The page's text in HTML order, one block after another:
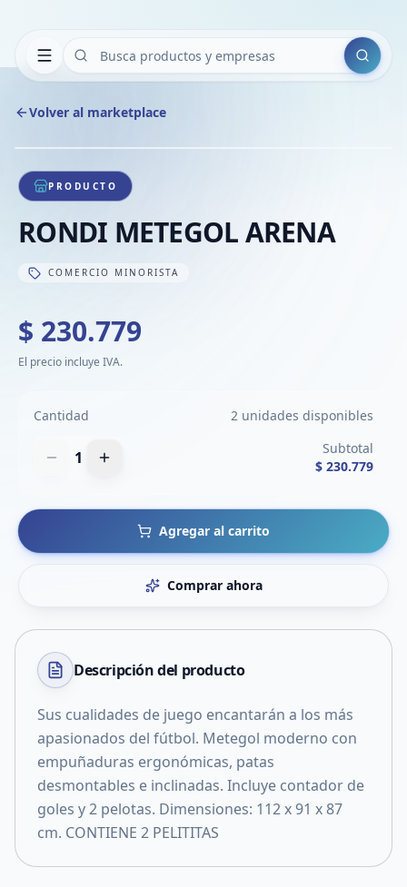
Buscar
Volver al marketplace
1/1
PRODUCTO
RONDI METEGOL ARENA
COMERCIO MINORISTA
$ 230.779
El precio incluye IVA.
Cantidad 2 unidades disponibles
1
Subtotal
$ 230.779
Agregar al carrito
Comprar ahora
Descripción del producto
Sus cualidades de juego encantarán a los más
apasionados del fútbol. Metegol moderno con
empuñaduras ergonómicas, patas
desmontables e inclinadas. Incluye contador de
goles y 2 pelotas. Dimensiones: 112 x 91 x 87
cm. CONTIENE 2 PELITITAS